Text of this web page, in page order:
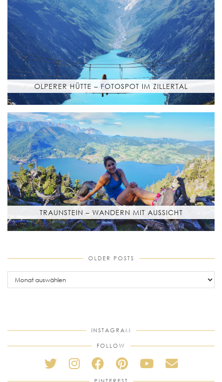
OLPERER HÜTTE – FOTOSPOT IM ZILLERTAL
TRAUNSTEIN – WANDERN MIT AUSSICHT
OLDER POSTS
older
posts
INSTAGRAM
FOLLOW